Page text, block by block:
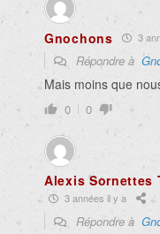
Gnochons 3
Répondre à
Mais moins que
0 0
Alexis Sornettes
3 années il y a
Répondre à